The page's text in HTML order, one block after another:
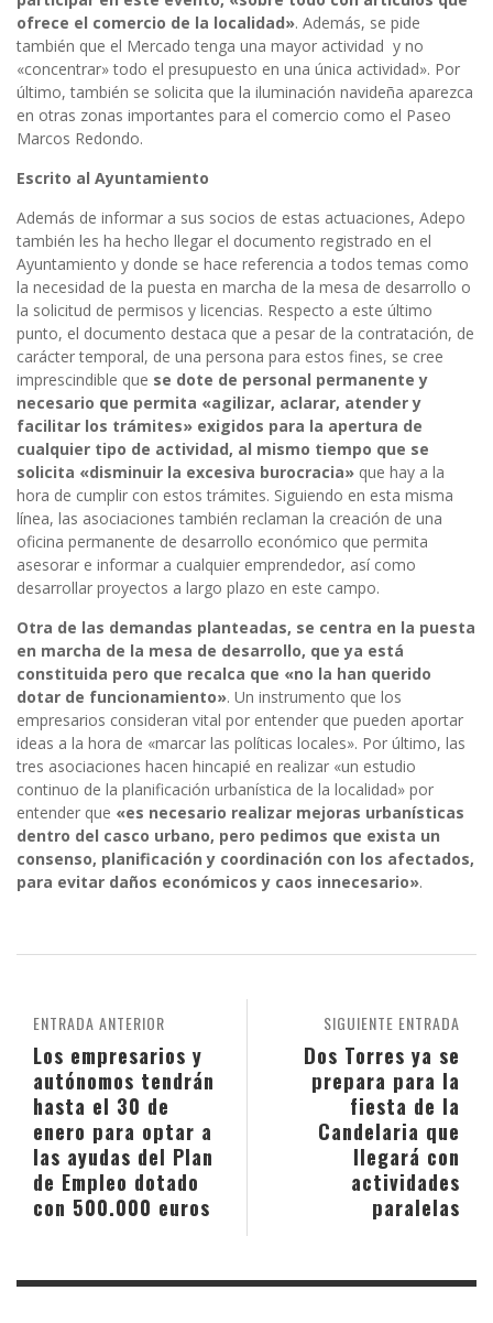
ofrece el comercio de la localidad». Además, se pide
también que el Mercado tenga una mayor actividad y no
«concentrar» todo el presupuesto en una única actividad». Por
último, también se solicita que la iluminación navideña aparezca
en otras zonas importantes para el comercio como el Paseo
Marcos Redondo.
Escrito al Ayuntamiento
Además de informar a sus socios de estas actuaciones, Adepo
también les ha hecho llegar el documento registrado en el
Ayuntamiento y donde se hace referencia a todos temas como
la necesidad de la puesta en marcha de la mesa de desarrollo o
la solicitud de permisos y licencias. Respecto a este último
punto, el documento destaca que a pesar de la contratación, de
carácter temporal, de una persona para estos fines, se cree
imprescindible que se dote de personal permanente y
necesario que permita «agilizar, aclarar, atender y
facilitar los trámites» exigidos para la apertura de
cualquier tipo de actividad, al mismo tiempo que se
solicita «disminuir la excesiva burocracia» que hay a la
hora de cumplir con estos trámites. Siguiendo en esta misma
línea, las asociaciones también reclaman la creación de una
oficina permanente de desarrollo económico que permita
asesorar e informar a cualquier emprendedor, así como
desarrollar proyectos a largo plazo en este campo.
Otra de las demandas planteadas, se centra en la puesta
en marcha de la mesa de desarrollo, que ya está
constituida pero que recalca que «no la han querido
dotar de funcionamiento». Un instrumento que los
empresarios consideran vital por entender que pueden aportar
ideas a la hora de «marcar las políticas locales». Por último, las
tres asociaciones hacen hincapié en realizar «un estudio
continuo de la planificación urbanística de la localidad» por
entender que «es necesario realizar mejoras urbanísticas
dentro del casco urbano, pero pedimos que exista un
consenso, planificación y coordinación con los afectados,
para evitar daños económicos y caos innecesario».
SIGUIENTE ENTRADA
Dos Torres ya se
prepara para la
fiesta de la
Candelaria que
llegará con
actividades
paralelas
ENTRADA ANTERIOR
Los empresarios y
autónomos tendrán
hasta el 30 de
enero para optar a
las ayudas del Plan
de Empleo dotado
con 500.000 euros